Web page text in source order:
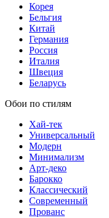
Корея
Бельгия
Китай
Германия
Россия
Италия
Швеция
Беларусь
Обои по стилям
Хай-тек
Универсальный
Модерн
Минимализм
Арт-деко
Барокко
Классический
Современный
Прованс